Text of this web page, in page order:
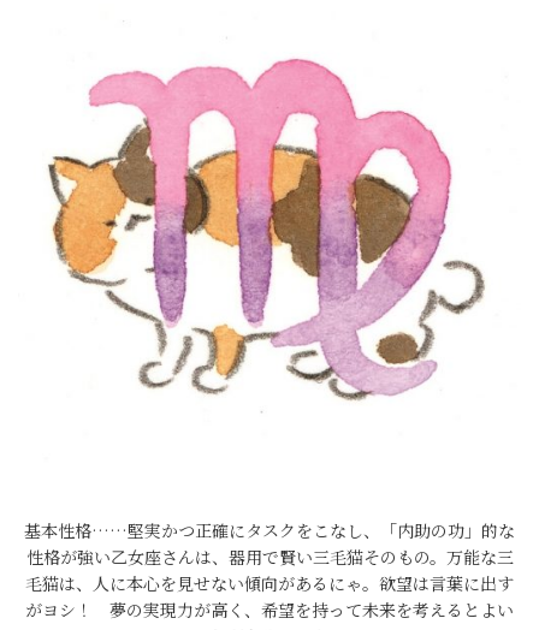
基本性格……堅実かつ正確にタスクをこなし、「内助の功」的な
性格が強い乙女座さんは、器用で賢い三毛猫そのもの。万能な三
毛猫は、人に本心を見せない傾向があるにゃ。欲望は言葉に出す
がヨシ！ 夢の実現力が高く、希望を持って未来を考えるとよい